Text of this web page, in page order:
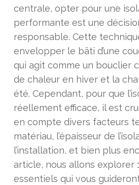
centrale, opter pour une
performante est une
responsable. Cette
envelopper le bâti d’une
qui agit comme un bouclier
de chaleur en hiver et la
été. Cependant, pour que
réellement efficace, il est
en compte divers facteurs
matériau, l’épaisseur de
l’installation, et bien plus
article, nous allons explorer
essentiels qui vous